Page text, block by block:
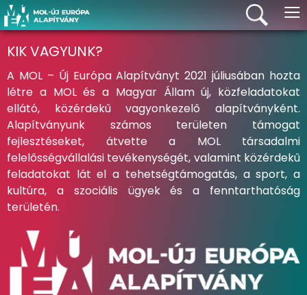
≡
KIK VAGYUNK?
A MOL – Új Európa Alapítványt 2021 júliusában hozta
létre a MOL és a Magyar Állam új, közfeladatokat
ellátó, közérdekű vagyonkezelő alapítványként.
Alapítványunk számos területen támogat
fejlesztéseket, átvette a MOL társadalmi
felelősségvállalási tevékenységét, valamint közérdekű
feladatokat lát el a tehetségtámogatás, a sport, a
kultúra, a szociális ügyek és a fenntarthatóság
területén.